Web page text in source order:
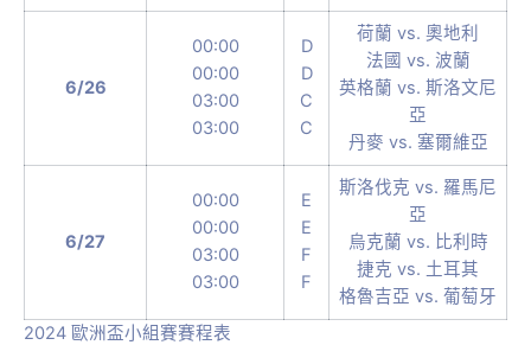
6/26
00:00
00:00
03:00
03:00
D
D
C
C
荷蘭 vs. 奧地利
法國 vs. 波蘭
英格蘭 vs. 斯洛文尼
亞
丹麥 vs. 塞爾維亞
6/27
00:00
00:00
03:00
03:00
E
E
F
F
斯洛伐克 vs. 羅馬尼
亞
烏克蘭 vs. 比利時
捷克 vs. 土耳其
格魯吉亞 vs. 葡萄牙
2024 歐洲盃小組賽賽程表